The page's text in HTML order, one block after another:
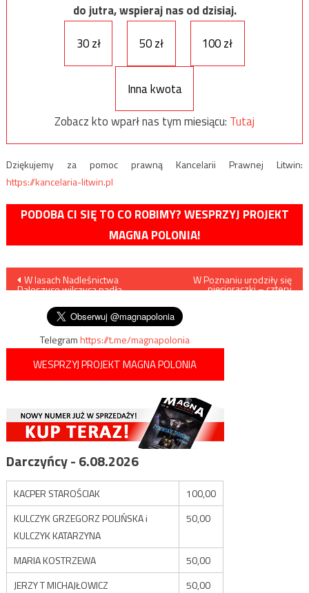
do jutra, wspieraj nas od dzisiaj.
30 zł
50 zł 100 zł
Inna kwota
Zobacz kto wparł nas tym miesiącu: Tutaj
Dziękujemy za pomoc prawną Kancelarii Prawnej Litwin:
https://kancelaria-litwin.pl
PODOBA CI SIĘ TO CO ROBIMY? WESPRZYJ PROJEKT
MAGNA POLONIA!
Nawigacja
wpisu
W lasach Nadleśnictwa
Daleszyce wilczyca padła
W Poznaniu urodziły się
pięcioraczki – cztery
Telegramhttps://t.me/magnapolonia
WESPRZYJ PROJEKT MAGNA POLONIA
Darczyńcy - 6.08.2026
KACPER STAROŚCIAK
100,00
KULCZYK GRZEGORZ POLIŃSKA i
KULCZYK KATARZYNA
50,00
MARIA KOSTRZEWA
50,00
JERZY T MICHAJŁOWICZ
50,00